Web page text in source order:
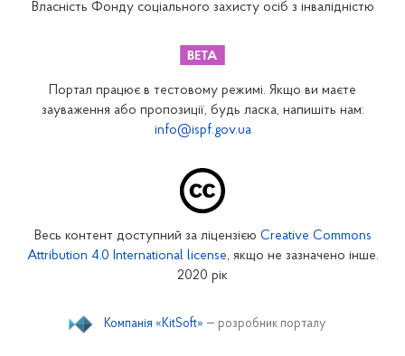
Закарпатське відділення
Запорізьке відділення
Кіровоградське відділення
Миколаївське відділення
Власність Фонду соціального захисту осіб з інвалідністю
Портал працює в тестовому режимі. Якщо ви маєте
зауваження або пропозиції, будь ласка, напишіть нам:
info@ispf.gov.ua
Весь контент доступний за ліцензією Creative Commons
Attribution 4.0 International license, якщо не зазначено інше.
2020 рік
Компанія «KitSoft» — розробник порталу